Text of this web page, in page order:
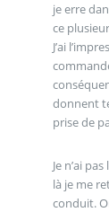
je erre
ce
J’ai
donnent
prise de
Je n’ai
là je me
conduit.